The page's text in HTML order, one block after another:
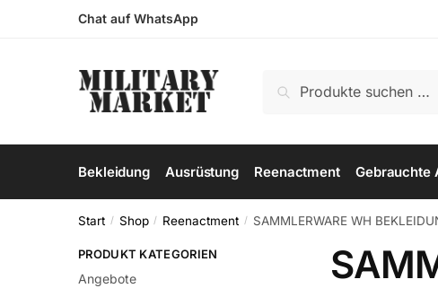
Chat auf WhatsApp
nach:
Suchen
Bekleidung Ausrüstung Reenactment Gebrauchte
Start / Shop / Reenactment / SAMMLERWARE WH
PRODUKT KATEGORIEN
Angebote